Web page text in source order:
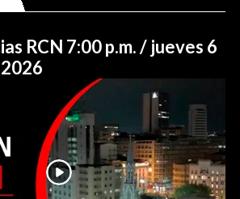
RCN 7:00 p.m. / jueves 6